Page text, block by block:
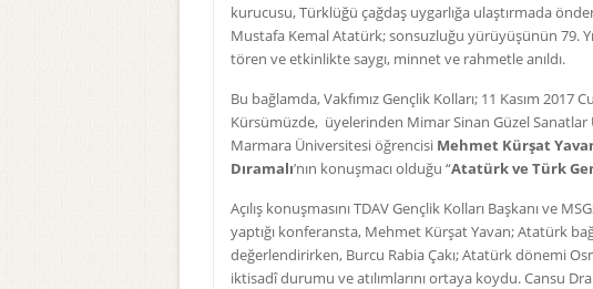
kurucusu, Türklüğü çağdaş uygarlığa ulaştırmada
Mustafa Kemal Atatürk; sonsuzluğu yürüyüşünün 79.
tören ve etkinlikte saygı, minnet ve rahmetle anıldı.
Bu bağlamda, Vakfımız Gençlik Kolları; 11 Kasım 2017
Kürsümüzde, üyelerinden Mimar Sinan Güzel Sanatlar
Marmara Üniversitesi öğrencisi Mehmet Kürşat
Dıramalı’nın konuşmacı olduğu “Atatürk ve Türk
Açılış konuşmasını TDAV Gençlik Kolları Başkanı ve
yaptığı konferansta, Mehmet Kürşat Yavan; Atatürk
değerlendirirken, Burcu Rabia Çakı; Atatürk dönemi
iktisadî durumu ve atılımlarını ortaya koydu. Cansu